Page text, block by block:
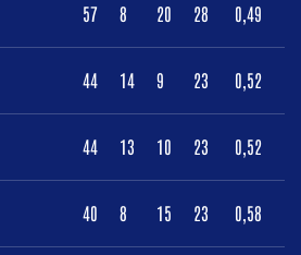
57 8 20 28 0,49
44 14 9 23 0,52
44 13 10 23 0,52
40 8 15 23 0,58